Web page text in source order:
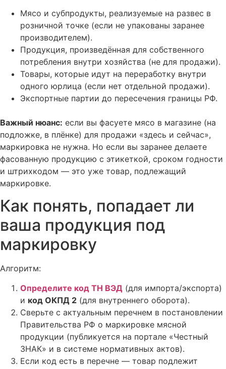
Мясо и субпродукты, реализуемые на развес в
розничной точке (если не упакованы заранее
производителем).
Продукция, произведённая для собственного
потребления внутри хозяйства (не для продажи).
Товары, которые идут на переработку внутри
одного юрлица (если нет отдельной продажи).
Экспортные партии до пересечения границы РФ.
Важный нюанс: если вы фасуете мясо в магазине (на
подложке, в плёнке) для продажи «здесь и сейчас»,
маркировка не нужна. Но если вы заранее делаете
фасованную продукцию с этикеткой, сроком годности
и штрихкодом — это уже товар, подлежащий
маркировке.
Как понять, попадает ли
ваша продукция под
маркировку
Алгоритм:
Определите код ТН ВЭД (для импорта/экспорта)
и код ОКПД 2 (для внутреннего оборота).
Сверьте с актуальным перечнем в постановлении
Правительства РФ о маркировке мясной
продукции (публикуется на портале «Честный
ЗНАК» и в системе нормативных актов).
Если код есть в перечне — товар подлежит